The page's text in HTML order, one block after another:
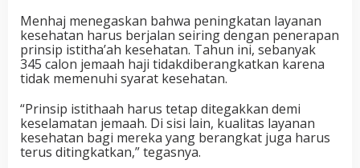
Menhaj menegaskan bahwa peningkatan layanan
kesehatan harus berjalan seiring dengan penerapan
prinsip istitha’ah kesehatan. Tahun ini, sebanyak
345 calon jemaah haji tidakdiberangkatkan karena
tidak memenuhi syarat kesehatan.
“Prinsip istithaah harus tetap ditegakkan demi
keselamatan jemaah. Di sisi lain, kualitas layanan
kesehatan bagi mereka yang berangkat juga harus
terus ditingkatkan,” tegasnya.